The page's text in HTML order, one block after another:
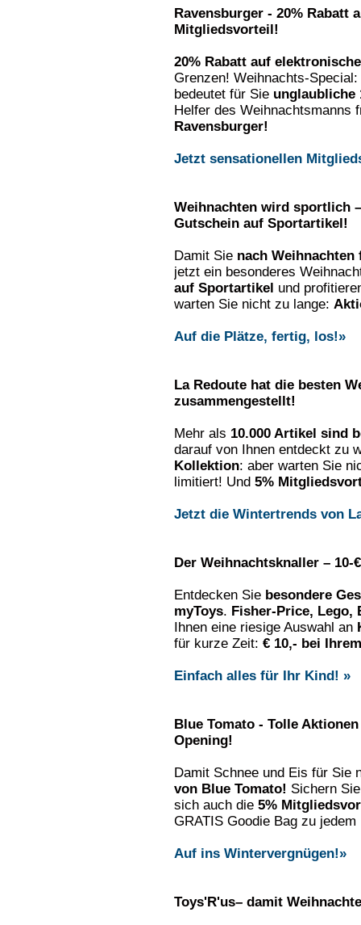
Ravensburger - 20% Rabatt
Mitgliedsvorteil!
20% Rabatt auf
Grenzen! Weihnachts-
bedeutet für Sie unglaubliche
Helfer des Weihnachtsmanns
Ravensburger!
Jetzt sensationellen
Weihnachten wird sportlich
Gutschein auf Sportartikel!
Damit Sie nach
jetzt ein besonderes
auf Sportartikel und
warten Sie nicht zu lange:
Auf die Plätze, fertig, los!»
La Redoute hat die besten
zusammengestellt!
Mehr als 10.000 Artikel sind
darauf von Ihnen entdeckt zu
Kollektion: aber warten Sie
limitiert! Und 5%
Jetzt die Wintertrends von
Der Weihnachtsknaller – 10-
Entdecken Siebesondere
myToys. Fisher-Price, Lego,
Ihnen eine riesige Auswahl an
für kurze Zeit: € 10,- bei
Einfach alles für Ihr Kind! »
Blue Tomato - Tolle
Opening!
Damit Schnee und Eis für Sie
von Blue Tomato! Sichern
sich auch die 5%
GRATIS Goodie Bag zu
Auf ins Wintervergnügen!»
Toys'R'us– damit